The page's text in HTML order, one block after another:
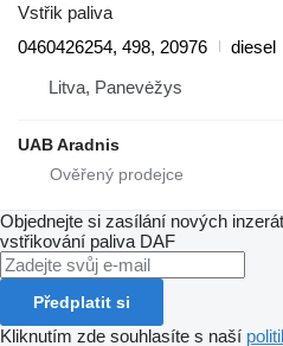
Vstřik paliva
0460426254, 498, 20976
diesel
Litva, Panevėžys
UAB Aradnis
Objednejte si zasílání nových
vstřikování paliva DAF
Předplatit si
Kliknutím zde souhlasíte s naší